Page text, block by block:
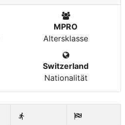
MPRO
Altersklasse
Switzerland
Nationalität